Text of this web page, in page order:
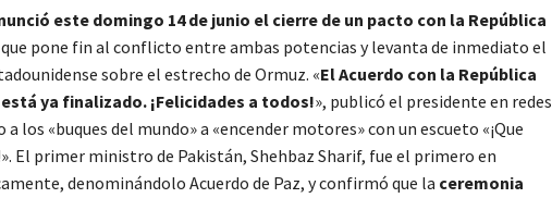
este domingo 14 de junio el cierre de un pacto con la República
que pone fin al conflicto entre ambas potencias y levanta de inmediato el
sobre el estrecho de Ormuz. «El Acuerdo con la República
ya finalizado. ¡Felicidades a todos!», publicó el presidente en redes
los «buques del mundo» a «encender motores» con un escueto «¡Que
El primer ministro de Pakistán, Shehbaz Sharif, fue el primero en
denominándolo Acuerdo de Paz, y confirmó que la ceremonia